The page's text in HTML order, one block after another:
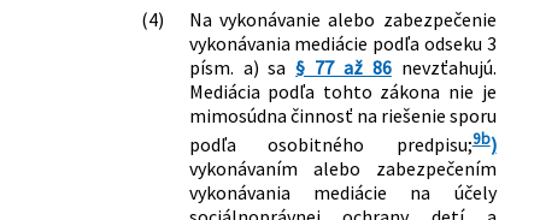
(4)
Na vykonávanie alebo zabezpečenie
vykonávania mediácie podľa odseku 3
písm. a) sa§ 77 až 86nevzťahujú.
Mediácia podľa tohto zákona nie je
mimosúdna činnosť na riešenie sporu
podľa osobitného predpisu;9b)
vykonávaním alebo zabezpečením
vykonávania mediácie na účely